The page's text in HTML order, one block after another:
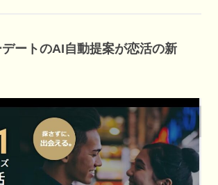
ートのAI自動提案が恋活の新